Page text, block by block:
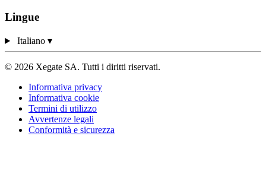
Lingue
Italiano ▾
© 2026 Xegate SA. Tutti i diritti riservati.
Informativa privacy
Informativa cookie
Termini di utilizzo
Avvertenze legali
Conformità e sicurezza